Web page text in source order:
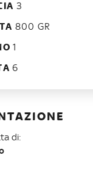
3
800 GR
1
6
di: